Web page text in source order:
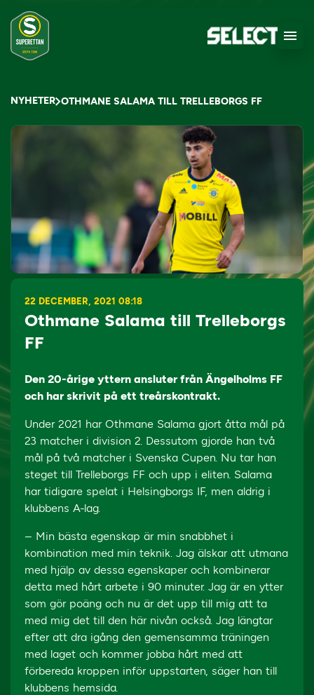
NYHETER OTHMANE SALAMA TILL TRELLEBORGS FF
22 DECEMBER, 2021 08:18
Othmane Salama till Trelleborgs
FF
Den 20-årige yttern ansluter från Ängelholms FF
och har skrivit på ett treårskontrakt.
Under 2021 har Othmane Salama gjort åtta mål på
23 matcher i division 2. Dessutom gjorde han två
mål på två matcher i Svenska Cupen. Nu tar han
steget till Trelleborgs FF och upp i eliten. Salama
har tidigare spelat i Helsingborgs IF, men aldrig i
klubbens A-lag.
– Min bästa egenskap är min snabbhet i
kombination med min teknik. Jag älskar att utmana
med hjälp av dessa egenskaper och kombinerar
detta med hårt arbete i 90 minuter. Jag är en ytter
som gör poäng och nu är det upp till mig att ta
med mig det till den här nivån också. Jag längtar
efter att dra igång den gemensamma träningen
med laget och kommer jobba hårt med att
förbereda kroppen inför uppstarten, säger han till
klubbens hemsida.